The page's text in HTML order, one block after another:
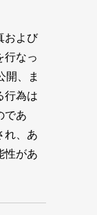
および
行なっ
開、ま
行為は
であ
れ、あ
性があ